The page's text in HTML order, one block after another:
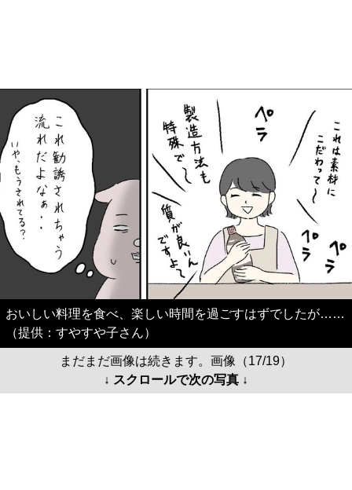
おいしい料理を食べ、楽しい時間を過ごすはずでしたが……
（提供：すやすや子さん）
まだまだ画像は続きます。画像（17/19）
↓ スクロールで次の写真 ↓